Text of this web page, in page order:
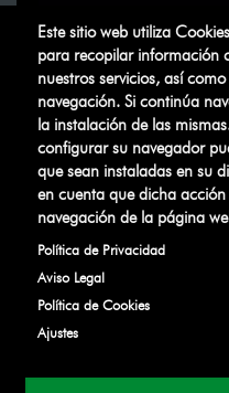
© .
reservados
Aviso Legal
Gestionar Cookies
Desarrollado
Este sitio web utiliza
para recopilar información
nuestros servicios, así
navegación. Si continúa
la instalación de las
configurar su navegador
que sean instaladas en su
en cuenta que dicha
navegación de la página
Política de Privacidad
Aviso Legal
Política de Cookies
Ajustes